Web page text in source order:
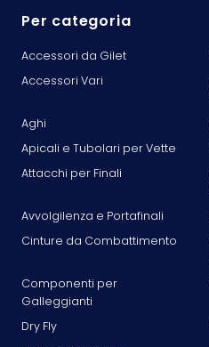
Per categoria
Accessori da Gilet
Accessori Vari
Aghi
Apicali e Tubolari per Vette
Attacchi per Finali
Avvolgilenza e Portafinali
Cinture da Combattimento
Componenti per
Galleggianti
Dry Fly